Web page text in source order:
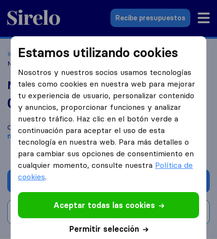
Sirelo.es
Recibe presupuestos
Inicio Empresas de mudanzas Murcia
Mudanzas Murcia
MUM
Mudanzas Murcia MUM
0,0 basado en0
reseñas de Sirelo y Google
i
Compara Mudanzas Murcia MUM con otrasempresas de
mudanzasdeMurcia
Escribe una valoración
Estamos utilizando cookies
Nosotros y nuestros socios usamos tecnologías
tales como cookies en nuestra web para mejorar
tu experiencia de usuario, personalizar contenido
y anuncios, proporcionar funciones y analizar
nuestro tráfico. Haz clic en el botón verde a
continuación para aceptar el uso de esta
tecnología en nuestra web. Para más detalles o
para cambiar sus opciones de consentimiento en
cualquier momento, consulte nuestra Política de
cookies.
Aceptar todas las cookies
Permitir selección